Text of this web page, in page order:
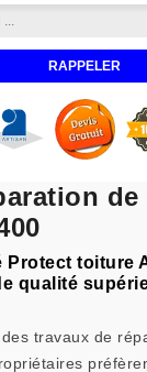
Protect toiture
qualité
travaux de